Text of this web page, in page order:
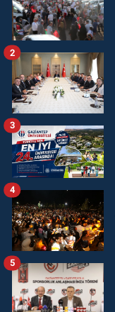
2
3
4
5